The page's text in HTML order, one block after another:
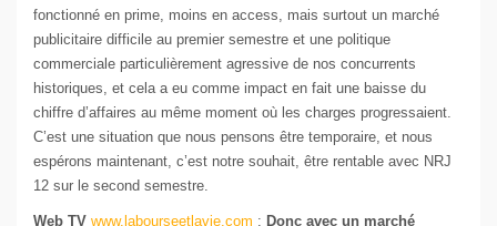
fonctionné en prime, moins en access, mais surtout un marché
publicitaire difficile au premier semestre et une politique
commerciale particulièrement agressive de nos concurrents
historiques, et cela a eu comme impact en fait une baisse du
chiffre d’affaires au même moment où les charges progressaient.
C’est une situation que nous pensons être temporaire, et nous
espérons maintenant, c’est notre souhait, être rentable avec NRJ
12 sur le second semestre.
Web TV www.labourseetlavie.com : Donc avec un marché